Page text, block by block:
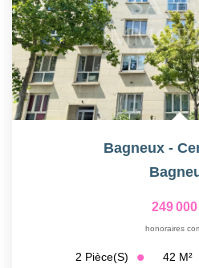
Bagneux -
249
honoraires
2 Pièce(s) 42 M²